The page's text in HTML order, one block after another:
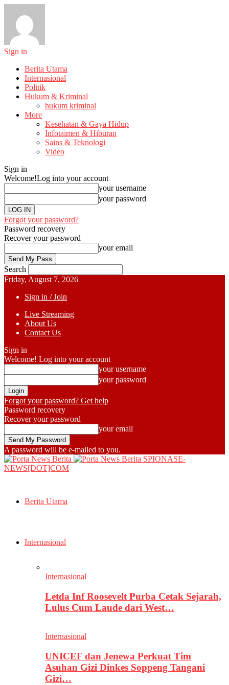
Sign in
Berita Utama
Internasional
Politik
Hukum & Kriminal
hukum kriminal
More
Kesehatan & Gaya Hidup
Infotaimen & Hiburan
Sains & Teknologi
Video
Sign in
Welcome!Log into your account
your username
your password
Forgot your password?
Password recovery
Recover your password
your email
Search
Friday, August 7, 2026
Sign in / Join
Live Streaming
About Us
Contact Us
Sign in
Welcome! Log into your account
your username
your password
Forgot your password? Get help
Password recovery
Recover your password
your email
A password will be e-mailed to you.
SPIONASE-
NEWS[DOT]COM
Berita Utama
Internasional
Internasional
Letda Inf Roosevelt Purba Cetak Sejarah,
Lulus Cum Laude dari West…
Internasional
UNICEF dan Jenewa Perkuat Tim
Asuhan Gizi Dinkes Soppeng Tangani
Gizi…